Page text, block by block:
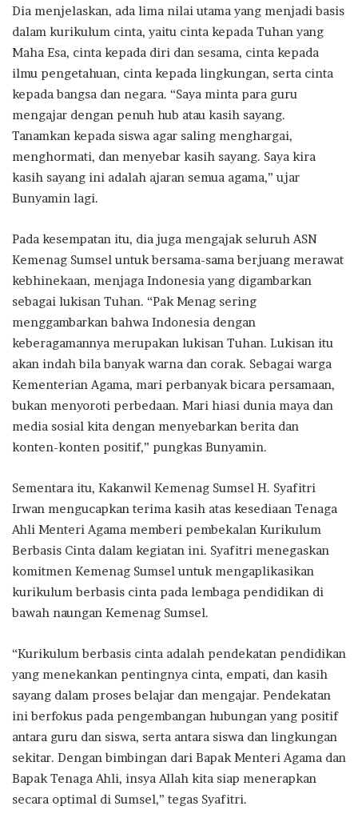
Dia menjelaskan, ada lima nilai utama yang menjadi basis
dalam kurikulum cinta, yaitu cinta kepada Tuhan yang
Maha Esa, cinta kepada diri dan sesama, cinta kepada
ilmu pengetahuan, cinta kepada lingkungan, serta cinta
kepada bangsa dan negara. “Saya minta para guru
mengajar dengan penuh hub atau kasih sayang.
Tanamkan kepada siswa agar saling menghargai,
menghormati, dan menyebar kasih sayang. Saya kira
kasih sayang ini adalah ajaran semua agama,” ujar
Bunyamin lagi.
Pada kesempatan itu, dia juga mengajak seluruh ASN
Kemenag Sumsel untuk bersama-sama berjuang merawat
kebhinekaan, menjaga Indonesia yang digambarkan
sebagai lukisan Tuhan. “Pak Menag sering
menggambarkan bahwa Indonesia dengan
keberagamannya merupakan lukisan Tuhan. Lukisan itu
akan indah bila banyak warna dan corak. Sebagai warga
Kementerian Agama, mari perbanyak bicara persamaan,
bukan menyoroti perbedaan. Mari hiasi dunia maya dan
media sosial kita dengan menyebarkan berita dan
konten-konten positif,” pungkas Bunyamin.
Sementara itu, Kakanwil Kemenag Sumsel H. Syafitri
Irwan mengucapkan terima kasih atas kesediaan Tenaga
Ahli Menteri Agama memberi pembekalan Kurikulum
Berbasis Cinta dalam kegiatan ini. Syafitri menegaskan
komitmen Kemenag Sumsel untuk mengaplikasikan
kurikulum berbasis cinta pada lembaga pendidikan di
bawah naungan Kemenag Sumsel.
“Kurikulum berbasis cinta adalah pendekatan pendidikan
yang menekankan pentingnya cinta, empati, dan kasih
sayang dalam proses belajar dan mengajar. Pendekatan
ini berfokus pada pengembangan hubungan yang positif
antara guru dan siswa, serta antara siswa dan lingkungan
sekitar. Dengan bimbingan dari Bapak Menteri Agama dan
Bapak Tenaga Ahli, insya Allah kita siap menerapkan
secara optimal di Sumsel,” tegas Syafitri.